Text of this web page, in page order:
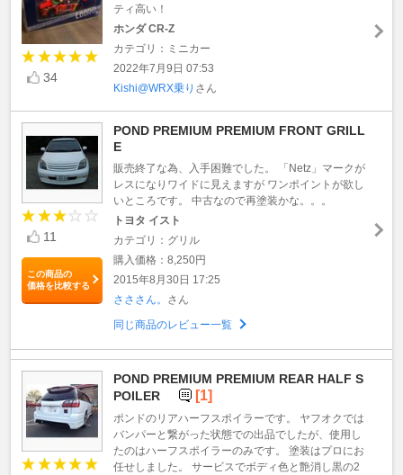
34
ティ高い！
ホンダ CR-Z
カテゴリ：ミニカー
2022年7月9日 07:53
Kishi@WRX乗り さん
11
この商品の
価格を比較する
POND PREMIUM PREMIUM FRONT GRILL
E
販売終了な為、入手困難でした。 「Netz」マークが
レスになりワイドに見えますが ワンポイントが欲し
いところです。 中古なので再塗装かな。。。
トヨタ イスト
カテゴリ：グリル
購入価格：8,250円
2015年8月30日 17:25
さささん。 さん
同じ商品のレビュー一覧
POND PREMIUM PREMIUM REAR HALF S
POILER
[1]
ポンドのリアハーフスポイラーです。 ヤフオクでは
バンパーと繋がった状態での出品でしたが、使用し
たのはハーフスポイラーのみです。 塗装はプロにお
任せしました。 サービスでボディ色と艶消し黒の2